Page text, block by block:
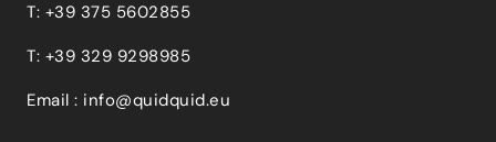
T: +39 375 5602855
T: +39 329 9298985
Email : info@quidquid.eu